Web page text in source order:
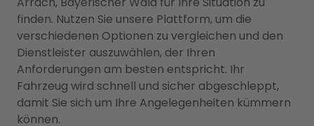
finden. Nutzen Sie unsere Plattform, um die
verschiedenen Optionen zu vergleichen und den
Dienstleister auszuwählen, der Ihren
Anforderungen am besten entspricht. Ihr
Fahrzeug wird schnell und sicher abgeschleppt,
damit Sie sich um Ihre Angelegenheiten kümmern
können.